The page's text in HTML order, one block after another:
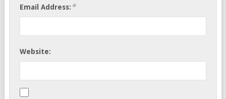
Email Address: *
Website: